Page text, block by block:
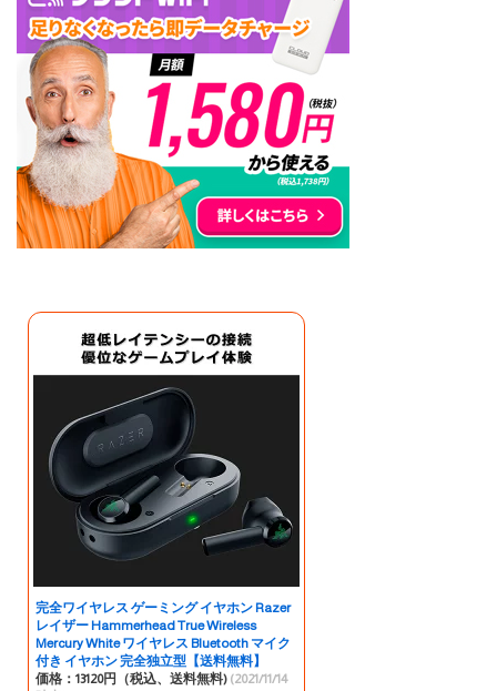
完全ワイヤレス ゲーミング イヤホン Razer
レイザー Hammerhead True Wireless
Mercury White ワイヤレス Bluetooth マイク
付き イヤホン 完全独立型【送料無料】
価格：13120円（税込、送料無料) (2021/11/14